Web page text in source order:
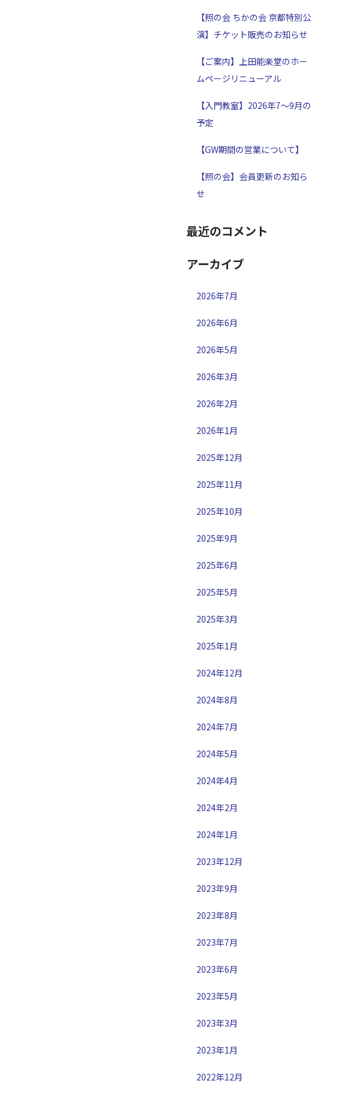
【照の会 ちかの会 京都特別公
演】チケット販売のお知らせ
【ご案内】上田能楽堂のホー
ムページリニューアル
【入門教室】2026年7～9月の
予定
【GW期間の営業について】
【照の会】会員更新のお知ら
せ
最近のコメント
アーカイブ
2026年7月
2026年6月
2026年5月
2026年3月
2026年2月
2026年1月
2025年12月
2025年11月
2025年10月
2025年9月
2025年6月
2025年5月
2025年3月
2025年1月
2024年12月
2024年8月
2024年7月
2024年5月
2024年4月
2024年2月
2024年1月
2023年12月
2023年9月
2023年8月
2023年7月
2023年6月
2023年5月
2023年3月
2023年1月
2022年12月